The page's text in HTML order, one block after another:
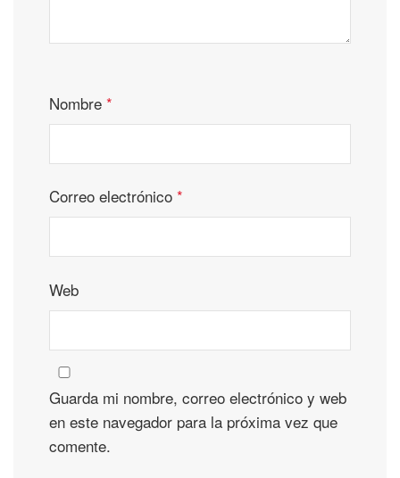
Nombre *
Correo electrónico *
Web
Guarda mi nombre, correo electrónico y web
en este navegador para la próxima vez que
comente.